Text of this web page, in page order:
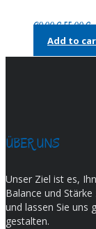
90,00€Original
price
55,00€
Add to
ÜBER UNS
Unser Ziel ist es,
Balance und
und lassen Sie uns
gestalten.